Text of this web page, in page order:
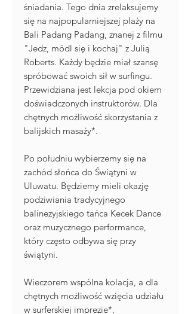
śniadania. Tego dnia zrelaksujemy
się na najpopularniejszej plaży na
Bali Padang Padang, znanej z filmu
"Jedz, módl się i kochaj" z Julią
Roberts. Każdy będzie miał szansę
spróbować swoich sił w surfingu.
Przewidziana jest lekcja pod okiem
doświadczonych instruktorów. Dla
chętnych możliwość skorzystania z
balijskich masaży*.
Po południu wybierzemy się na
zachód słońca do Świątyni w
Uluwatu. Będziemy mieli okazję
podziwiania tradycyjnego
balinezyjskiego tańca Kecek Dance
oraz muzycznego performance,
który często odbywa się przy
świątyni.
Wieczorem wspólna kolacja, a dla
chętnych możliwość wzięcia udziału
w surferskiej imprezie*.